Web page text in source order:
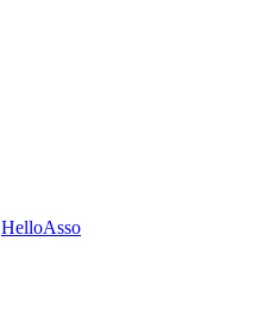
HelloAsso